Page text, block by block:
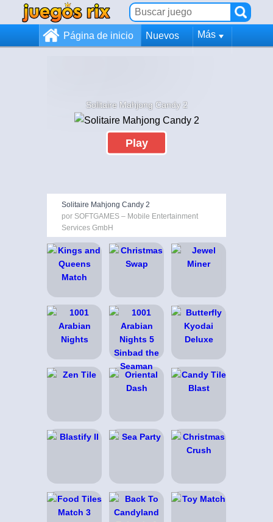
Página de inicio Nuevos Más
Solitaire Mahjong Candy 2
Play
Solitaire Mahjong Candy 2
por SOFTGAMES – Mobile Entertainment
Services GmbH